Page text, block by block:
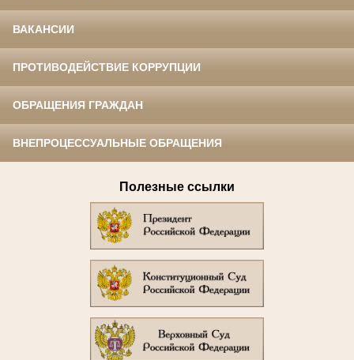
ВАКАНСИИ
ПРОТИВОДЕЙСТВИЕ КОРРУПЦИИ
ОБРАЩЕНИЯ ГРАЖДАН
ВНЕПРОЦЕССУАЛЬНЫЕ ОБРАЩЕНИЯ
Полезные ссылки